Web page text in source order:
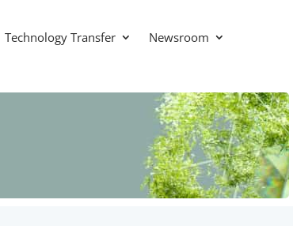
Technology Transfer Newsroom